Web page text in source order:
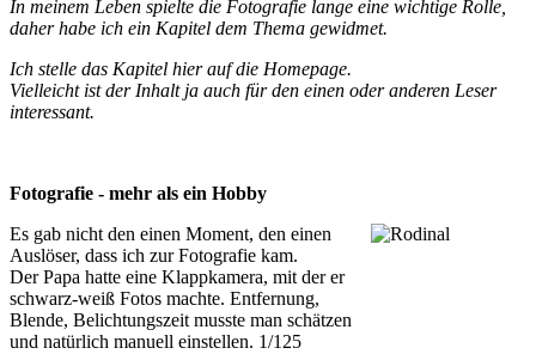
In meinem Leben spielte die Fotografie lange eine wichtige Rolle,
daher habe ich ein Kapitel dem Thema gewidmet.
Ich stelle das Kapitel hier auf die Homepage.
Vielleicht ist der Inhalt ja auch für den einen oder anderen Leser
interessant.
Fotografie - mehr als ein Hobby
Es gab nicht den einen Moment, den einen
Auslöser, dass ich zur Fotografie kam.
Der Papa hatte eine Klappkamera, mit der er
schwarz-weiß Fotos machte. Entfernung,
Blende, Belichtungszeit musste man schätzen
und natürlich manuell einstellen. 1/125